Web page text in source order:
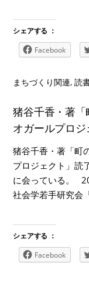
シェアする ：
Facebook
まちづくり関連,読
猪谷千香・著
オガールプロジ
猪谷千香・著「町
プロジェクト」読
に会っている。
社会学若手研究会
シェアする ：
Facebook